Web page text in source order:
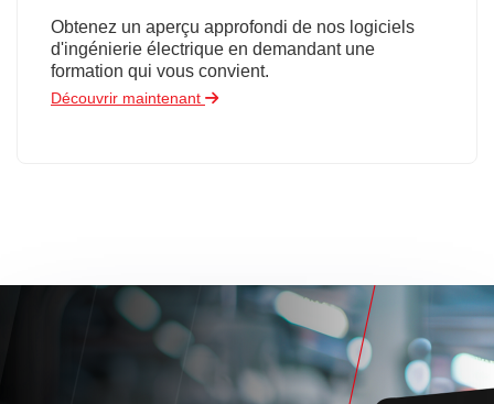
Obtenez un aperçu approfondi de nos logiciels
d'ingénierie électrique en demandant une
formation qui vous convient.
Découvrir maintenant